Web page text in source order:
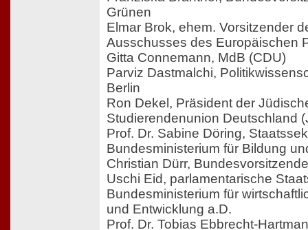
Grünen
Elmar Brok, ehem. Vorsitzender
Ausschusses des Europäischen
Gitta Connemann, MdB (CDU)
Parviz Dastmalchi,
Berlin
Ron Dekel, Präsident der
Studierendenunion Deutschland
Prof. Dr. Sabine Döring,
Bundesministerium für Bildung
Christian Dürr,
Uschi Eid, parlamentarische
Bundesministerium für
und Entwicklung a.D.
Prof. Dr. Tobias Ebbrecht-